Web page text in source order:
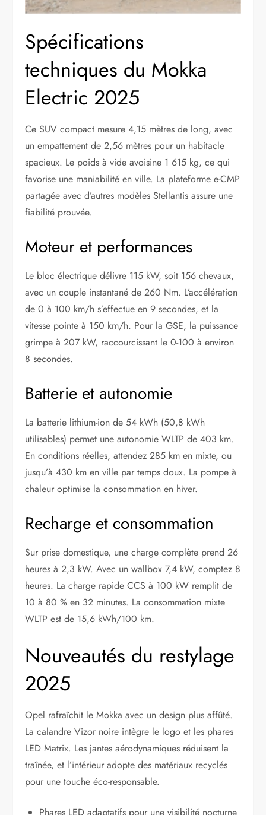
Spécifications
techniques du Mokka
Electric 2025
Ce SUV compact mesure 4,15 mètres de long, avec
un empattement de 2,56 mètres pour un habitacle
spacieux. Le poids à vide avoisine 1 615 kg, ce qui
favorise une maniabilité en ville. La plateforme e-CMP
partagée avec d’autres modèles Stellantis assure une
fiabilité prouvée.
Moteur et performances
Le bloc électrique délivre 115 kW, soit 156 chevaux,
avec un couple instantané de 260 Nm. L’accélération
de 0 à 100 km/h s’effectue en 9 secondes, et la
vitesse pointe à 150 km/h. Pour la GSE, la puissance
grimpe à 207 kW, raccourcissant le 0-100 à environ
8 secondes.
Batterie et autonomie
La batterie lithium-ion de 54 kWh (50,8 kWh
utilisables) permet une autonomie WLTP de 403 km.
En conditions réelles, attendez 285 km en mixte, ou
jusqu’à 430 km en ville par temps doux. La pompe à
chaleur optimise la consommation en hiver.
Recharge et consommation
Sur prise domestique, une charge complète prend 26
heures à 2,3 kW. Avec un wallbox 7,4 kW, comptez 8
heures. La charge rapide CCS à 100 kW remplit de
10 à 80 % en 32 minutes. La consommation mixte
WLTP est de 15,6 kWh/100 km.
Nouveautés du restylage
2025
Opel rafraîchit le Mokka avec un design plus affûté.
La calandre Vizor noire intègre le logo et les phares
LED Matrix. Les jantes aérodynamiques réduisent la
traînée, et l’intérieur adopte des matériaux recyclés
pour une touche éco-responsable.